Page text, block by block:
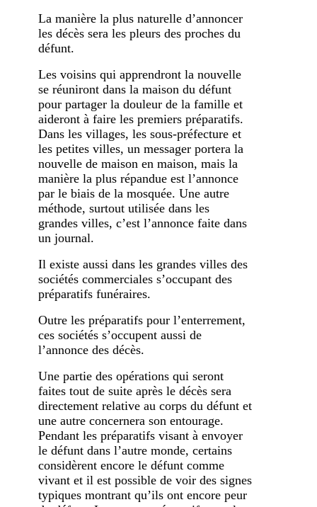
La manière la plus naturelle d’annoncer
les décès sera les pleurs des proches du
défunt.
Les voisins qui apprendront la nouvelle
se réuniront dans la maison du défunt
pour partager la douleur de la famille et
aideront à faire les premiers préparatifs.
Dans les villages, les sous-préfecture et
les petites villes, un messager portera la
nouvelle de maison en maison, mais la
manière la plus répandue est l’annonce
par le biais de la mosquée. Une autre
méthode, surtout utilisée dans les
grandes villes, c’est l’annonce faite dans
un journal.
Il existe aussi dans les grandes villes des
sociétés commerciales s’occupant des
préparatifs funéraires.
Outre les préparatifs pour l’enterrement,
ces sociétés s’occupent aussi de
l’annonce des décès.
Une partie des opérations qui seront
faites tout de suite après le décès sera
directement relative au corps du défunt et
une autre concernera son entourage.
Pendant les préparatifs visant à envoyer
le défunt dans l’autre monde, certains
considèrent encore le défunt comme
vivant et il est possible de voir des signes
typiques montrant qu’ils ont encore peur